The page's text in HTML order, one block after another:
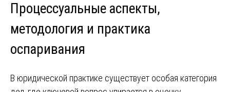
Процессуальные аспекты,
методология и практика
оспаривания
В юридической практике существует особая категория